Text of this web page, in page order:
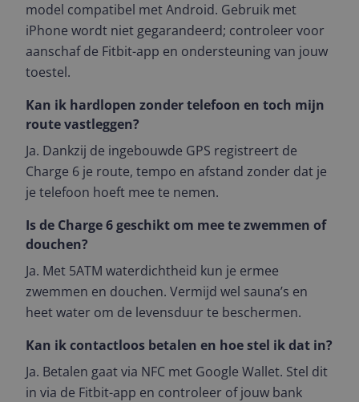
model compatibel met Android. Gebruik met
iPhone wordt niet gegarandeerd; controleer voor
aanschaf de Fitbit-app en ondersteuning van jouw
toestel.
Kan ik hardlopen zonder telefoon en toch mijn
route vastleggen?
Ja. Dankzij de ingebouwde GPS registreert de
Charge 6 je route, tempo en afstand zonder dat je
je telefoon hoeft mee te nemen.
Is de Charge 6 geschikt om mee te zwemmen of
douchen?
Ja. Met 5ATM waterdichtheid kun je ermee
zwemmen en douchen. Vermijd wel sauna’s en
heet water om de levensduur te beschermen.
Kan ik contactloos betalen en hoe stel ik dat in?
Ja. Betalen gaat via NFC met Google Wallet. Stel dit
in via de Fitbit-app en controleer of jouw bank